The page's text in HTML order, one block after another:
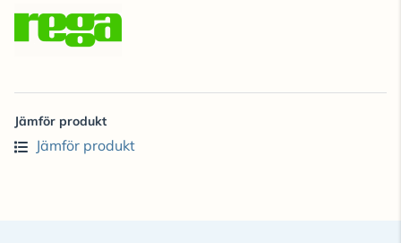
Jämför produkt
Jämför produkt